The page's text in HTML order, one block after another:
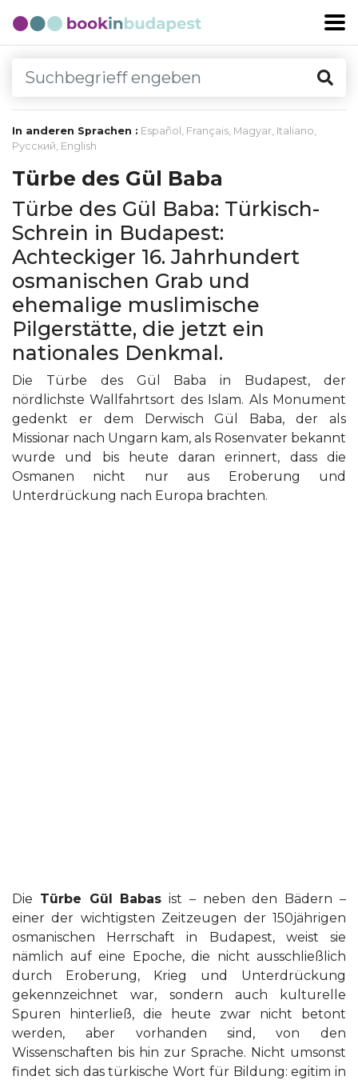
In anderen Sprachen : Español , Français, Magyar, Italiano,
Русский, English
Türbe des Gül Baba
Türbe des Gül Baba: Türkisch-
Schrein in Budapest:
Achteckiger 16. Jahrhundert
osmanischen Grab und
ehemalige muslimische
Pilgerstätte, die jetzt ein
nationales Denkmal.
Die Türbe des Gül Baba in Budapest, der
nördlichste Wallfahrtsort des Islam. Als Monument
gedenkt er dem Derwisch Gül Baba, der als
Missionar nach Ungarn kam, als Rosenvater bekannt
wurde und bis heute daran erinnert, dass die
Osmanen nicht nur aus Eroberung und
Unterdrückung nach Europa brachten.
Die Türbe Gül Babas ist – neben den Bädern –
einer der wichtigsten Zeitzeugen der 150jährigen
osmanischen Herrschaft in Budapest, weist sie
nämlich auf eine Epoche, die nicht ausschließlich
durch Eroberung, Krieg und Unterdrückung
gekennzeichnet war, sondern auch kulturelle
Spuren hinterließ, die heute zwar nicht betont
werden, aber vorhanden sind, von den
Wissenschaften bis hin zur Sprache. Nicht umsonst
findet sich das türkische Wort für Bildung: egitim in